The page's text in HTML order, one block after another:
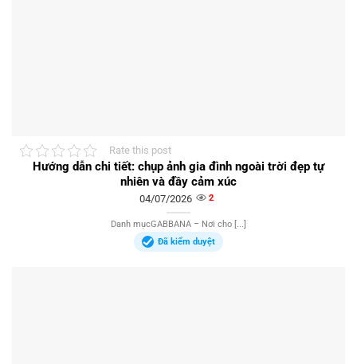
Rate this post
Hướng dẫn chi tiết: chụp ảnh gia đình ngoài trời đẹp tự
nhiên và đầy cảm xúc
04/07/2026 2
Danh mụcGABBANA – Nơi cho [...]
Đã kiểm duyệt